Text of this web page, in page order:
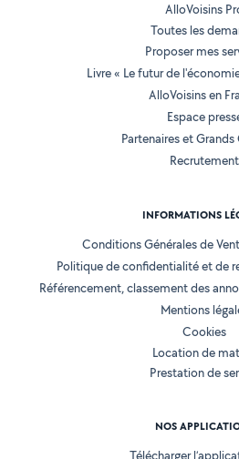
AlloVoisins
Toutes les
Proposer mes
Livre « Le futur de
AlloVoisins en
Espace
Partenaires et
Recrutement
INFORMATIONS
Conditions Générales de
Politique de confidentialité et de
Référencement, classement des
Mentions
Cookies
Location de
Prestation de
NOS
Télécharger